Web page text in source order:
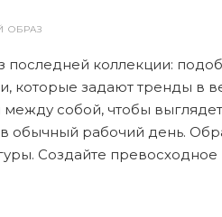
ОБРАЗ
последней коллекции:
которые задают тренды в
собой, чтобы
обычный рабочий день.
Создайте превосходное